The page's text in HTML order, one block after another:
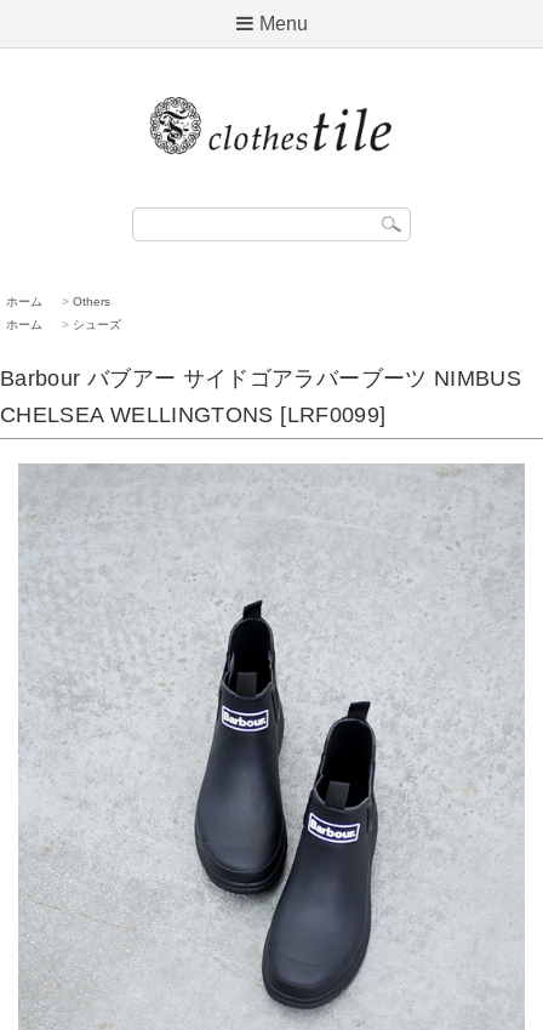
Menu
ホーム > Others
ホーム
> シューズ
Barbour バブアー サイドゴアラバーブーツ NIMBUS
CHELSEA WELLINGTONS [LRF0099]